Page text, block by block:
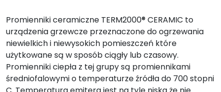
Promienniki ceramiczne TERM2000® CERAMIC to
urządzenia grzewcze przeznaczone do ogrzewania
niewielkich i niewysokich pomieszczeń które
użytkowane są w sposób ciągły lub czasowy.
Promienniki ciepła z tej grupy są promiennikami
średniofalowymi o temperaturze źródła do 700 stopni